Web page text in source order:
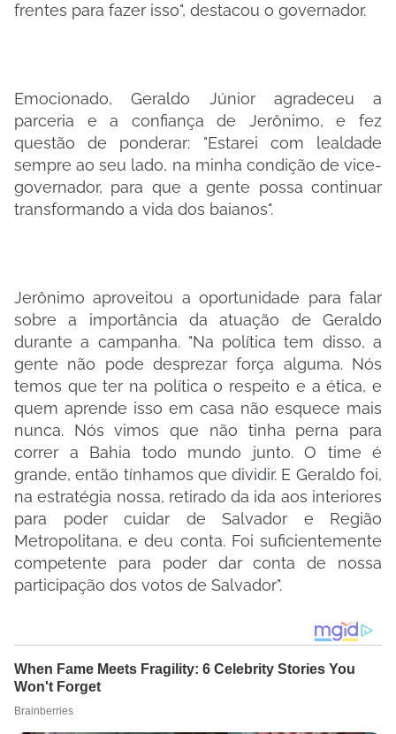
frentes para fazer isso", destacou o governador.
Emocionado, Geraldo Júnior agradeceu a
parceria e a confiança de Jerônimo, e fez
questão de ponderar: "Estarei com lealdade
sempre ao seu lado, na minha condição de vice-
governador, para que a gente possa continuar
transformando a vida dos baianos".
Jerônimo aproveitou a oportunidade para falar
sobre a importância da atuação de Geraldo
durante a campanha. "Na política tem disso, a
gente não pode desprezar força alguma. Nós
temos que ter na política o respeito e a ética, e
quem aprende isso em casa não esquece mais
nunca. Nós vimos que não tinha perna para
correr a Bahia todo mundo junto. O time é
grande, então tínhamos que dividir. E Geraldo foi,
na estratégia nossa, retirado da ida aos interiores
para poder cuidar de Salvador e Região
Metropolitana, e deu conta. Foi suficientemente
competente para poder dar conta de nossa
participação dos votos de Salvador".